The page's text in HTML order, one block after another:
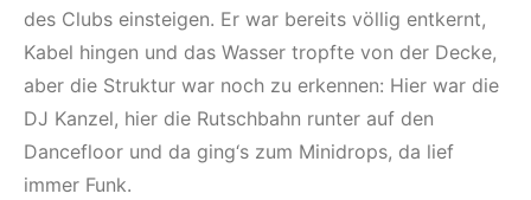
des Clubs einsteigen. Er war bereits völlig entkernt,
Kabel hingen und das Wasser tropfte von der Decke,
aber die Struktur war noch zu erkennen: Hier war die
DJ Kanzel, hier die Rutschbahn runter auf den
Dancefloor und da ging‘s zum Minidrops, da lief
immer Funk.